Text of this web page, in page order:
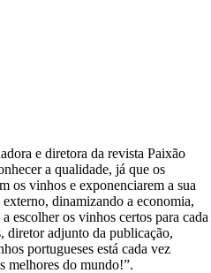
e diretora da revista Paixão
a qualidade, já que os
os vinhos e exponenciarem a sua
dinamizando a economia,
escolher os vinhos certos para cada
diretor adjunto da publicação,
portugueses está cada vez
melhores do mundo!”.